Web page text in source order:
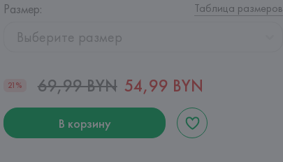
Размер: Таблица размеров
Выберите размер
21% 69,99 BYN 54,99 BYN
В корзину